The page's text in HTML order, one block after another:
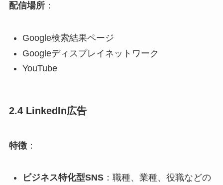
配信場所：
Google検索結果ページ​
Googleディスプレイネットワーク​
YouTube​
2.4 LinkedIn広告
特徴：
ビジネス特化型SNS：​職種、業種、役職などの